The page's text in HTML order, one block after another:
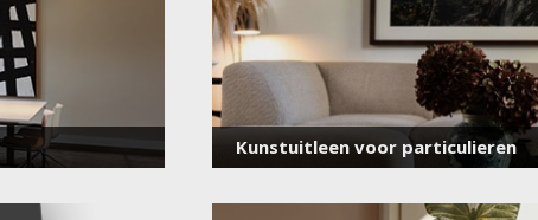
Kunstuitleen voor particulieren